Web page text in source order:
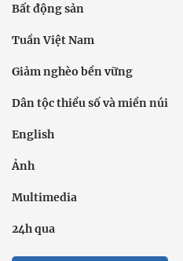
Bất động sản
Tuần Việt Nam
Giảm nghèo bền vững
Dân tộc thiểu số và miền núi
English
Ảnh
Multimedia
24h qua